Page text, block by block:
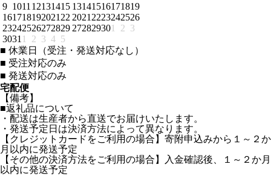
9 1011 12131415
161718192021 22
23242526272829
3031 1 2 3 4 5
13141516171819
2021 2223242526
272829301 2 3
■ 休業日（受注・発送対応なし）
■ 受注対応のみ
■ 発送対応のみ
宅配便
【備考】
■返礼品について
・配送は生産者から直送でお届けいたします。
・発送予定日は決済方法によって異なります。
【クレジットカードをご利用の場合】寄附申込みから１～２か
月以内に発送予定
【その他の決済方法をご利用の場合】入金確認後、１～２か月
以内に発送予定